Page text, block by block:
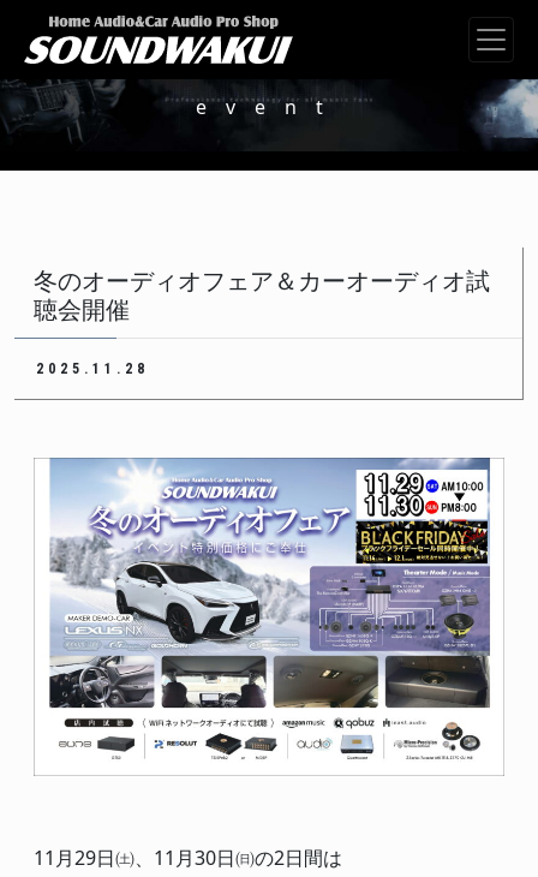
メインナビゲーション
event
冬のオーディオフェア＆カーオーディオ試
聴会開催
2025.11.28
11月29日㈯、11月30日㈰の2日間は